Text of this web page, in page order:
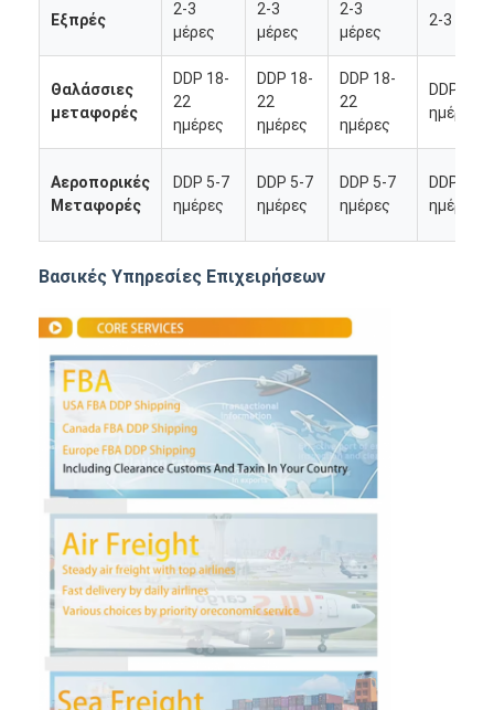
Σχετικά με εμάς
Γύρος εργοστασίων
Ποιοτικός έλεγχος
επαφή
Συνομιλία τώρα
Διεθνές φορτίο μπροστινό
Εναέρια μεταφορά μπροστινή
Εξπρές
2-3
μέρες
2-3
μέρες
2-3
μέρες
2-3
Θαλάσσιες
μεταφορές
DDP 18-
22
ημέρες
DDP 18-
22
ημέρες
DDP 18-
22
ημέρες
DDP 18-
ημέρες
Αεροπορικές
Μεταφορές
DDP 5-7
ημέρες
DDP 5-7
ημέρες
DDP 5-7
ημέρες
DDP 5-7
ημέρες
Βασικές Υπηρεσίες Επιχειρήσεων